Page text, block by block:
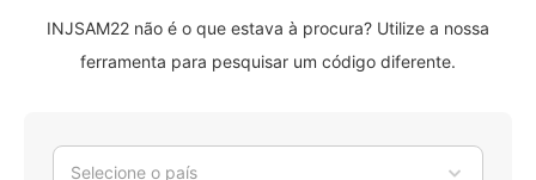
INJSAM22 não é o que estava à procura? Utilize a nossa
ferramenta para pesquisar um código diferente.
Selecione o país